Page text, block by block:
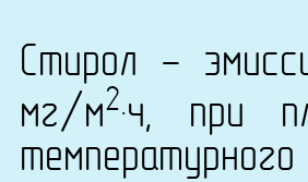
Стирол -
мг/м2·ч, при